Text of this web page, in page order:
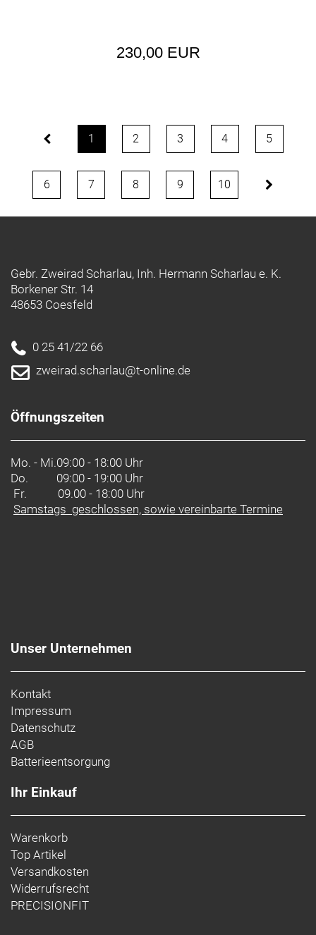
230,00 EUR
1 2 3 4 5
6 7 8 9 10
Gebr. Zweirad Scharlau, Inh. Hermann Scharlau e. K.
Borkener Str. 14
48653 Coesfeld
0 25 41/22 66
zweirad.scharlau@t-online.de
Öffnungszeiten
Mo. - Mi.09:00 - 18:00 Uhr
Do.
09:00 - 19:00 Uhr
Fr. 09.00 - 18:00 Uhr
Samstags geschlossen, sowie vereinbarte Termine
Unser Unternehmen
Kontakt
Impressum
Datenschutz
AGB
Batterieentsorgung
Ihr Einkauf
Warenkorb
Top Artikel
Versandkosten
Widerrufsrecht
PRECISIONFIT